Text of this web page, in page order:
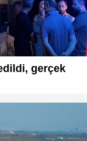
gerçek